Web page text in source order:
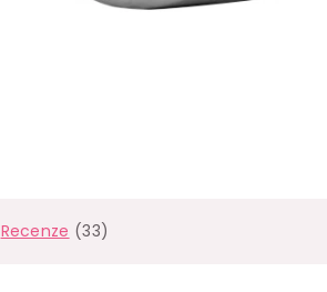
Recenze (33)